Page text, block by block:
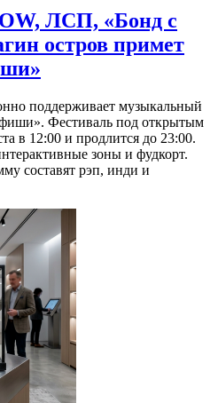
ЛСП, «Бонд с
остров примет
поддерживает музыкальный
Фестиваль под открытым
в 12:00 и продлится до 23:00.
зоны и фудкорт.
составят рэп, инди и